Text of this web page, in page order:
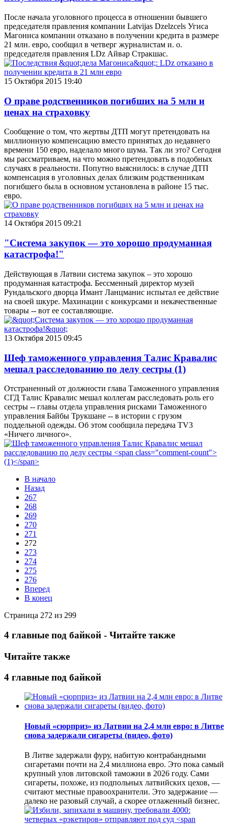
После начала уголовного процесса в отношении бывшего
председателя правления компании Latvijas Dzelzcels Угиса
Магониса компании отказано в получении кредита в размере
21 млн. евро, сообщил в четверг журналистам и. о.
председателя правления LDz Айвар Стракшас.
15 Октября 2015 19:40
О праве родственников погибших на 5 млн и
ценах на страховку
Сообщение о том, что жертвы ДТП могут претендовать на
миллионную компенсацию вместо принятых до недавнего
времени 150 евро, наделало много шума. Так ли это? Сегодня
мы рассматриваем, на что можно претендовать в подобных
случаях в реальности. Попутно выяснилось: в случае ДТП
компенсация в уголовных делах близким родственникам
погибшего была в основном установлена в районе 15 тыс.
евро.
14 Октября 2015 09:21
"Система закупок — это хорошо продуманная
катастрофа!"
Действующая в Латвии система закупок – это хорошо
продуманная катастрофа. Бессменный директор музей
Рундальского дворца Имант Ланцманис испытал ее действие
на своей шкуре. Махинации с конкурсами и некачественные
товары -- вот ее составляющие.
13 Октября 2015 09:45
Шеф таможенного управления Талис Кравалис
мешал расследованию по делу сестры (1)
Отстраненный от должности глава Таможенного управления
СГД Талис Кравалис мешал коллегам расследовать роль его
сестры -- главы отдела управления рисками Таможенного
управления Байбы Трукшане -- в истории с грузом
поддельной одежды. Об этом сообщила передача TV3
«Ничего личного».
В начало
Назад
267
268
269
270
271
272
273
274
275
276
Вперед
В конец
Страница 272 из 299
4 главные под байкой - Читайте также
Читайте также
4 главные под байкой
Новый «сюрприз» из Латвии на 2,4 млн евро: в Литве
снова задержали сигареты (видео, фото)
В Литве задержали фуру, набитую контрабандными
сигаретами почти на 2,4 миллиона евро. Это пока самый
крупный улов литовской таможни в 2026 году. Сами
сигареты, похоже, из подпольных латвийских цехов, —
считают местные правоохранители. Это задержание —
далеко не разовый случай, а скорее отлаженный бизнес.